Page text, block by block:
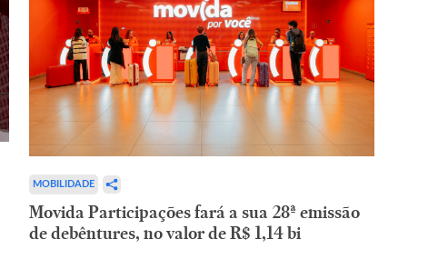
MOBILIDADE
Movida Participações fará a sua 28ª emissão
de debêntures, no valor de R$ 1,14 bi